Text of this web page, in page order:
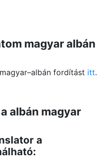
magyar albán
fordítást itt.
albán magyar
a